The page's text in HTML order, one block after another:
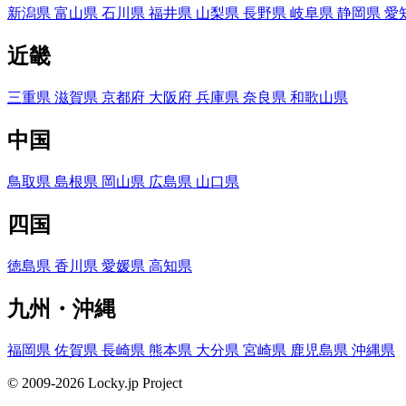
新潟県 富山県 石川県 福井県 山梨県 長野県 岐阜県 静岡県 愛
近畿
三重県 滋賀県 京都府 大阪府 兵庫県 奈良県 和歌山県
中国
鳥取県 島根県 岡山県 広島県 山口県
四国
徳島県 香川県 愛媛県 高知県
九州・沖縄
福岡県 佐賀県 長崎県 熊本県 大分県 宮崎県 鹿児島県 沖縄県
© 2009-2026 Locky.jp Project